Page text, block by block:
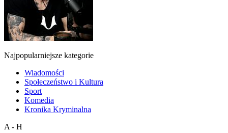
Najpopularniejsze kategorie
Wiadomości
Społeczeństwo i Kultura
Sport
Komedia
Kronika Kryminalna
A - H